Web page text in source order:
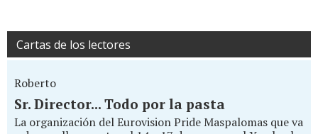
Cartas de los lectores
Roberto
Sr. Director... Todo por la pasta
La organización del Eurovision Pride Maspalomas que va